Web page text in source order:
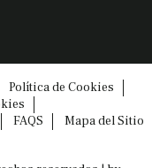
Política de Cookies
FAQS Mapa del Sitio